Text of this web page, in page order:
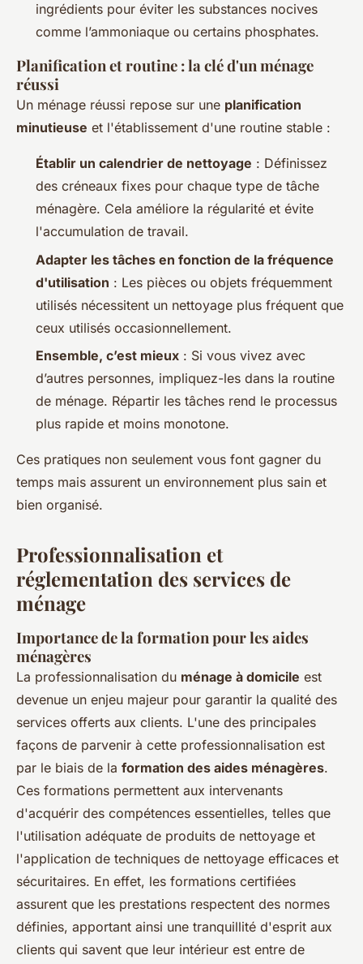
ingrédients pour éviter les substances nocives
comme l’ammoniaque ou certains phosphates.
Planification et routine : la clé d'un ménage
réussi
Un ménage réussi repose sur une planification
minutieuse et l'établissement d'une routine stable :
Établir un calendrier de nettoyage : Définissez
des créneaux fixes pour chaque type de tâche
ménagère. Cela améliore la régularité et évite
l'accumulation de travail.
Adapter les tâches en fonction de la fréquence
d'utilisation : Les pièces ou objets fréquemment
utilisés nécessitent un nettoyage plus fréquent que
ceux utilisés occasionnellement.
Ensemble, c’est mieux : Si vous vivez avec
d’autres personnes, impliquez-les dans la routine
de ménage. Répartir les tâches rend le processus
plus rapide et moins monotone.
Ces pratiques non seulement vous font gagner du
temps mais assurent un environnement plus sain et
bien organisé.
Professionnalisation et
réglementation des services de
ménage
Importance de la formation pour les aides
ménagères
La professionnalisation du ménage à domicile est
devenue un enjeu majeur pour garantir la qualité des
services offerts aux clients. L'une des principales
façons de parvenir à cette professionnalisation est
par le biais de la formation des aides ménagères.
Ces formations permettent aux intervenants
d'acquérir des compétences essentielles, telles que
l'utilisation adéquate de produits de nettoyage et
l'application de techniques de nettoyage efficaces et
sécuritaires. En effet, les formations certifiées
assurent que les prestations respectent des normes
définies, apportant ainsi une tranquillité d'esprit aux
clients qui savent que leur intérieur est entre de